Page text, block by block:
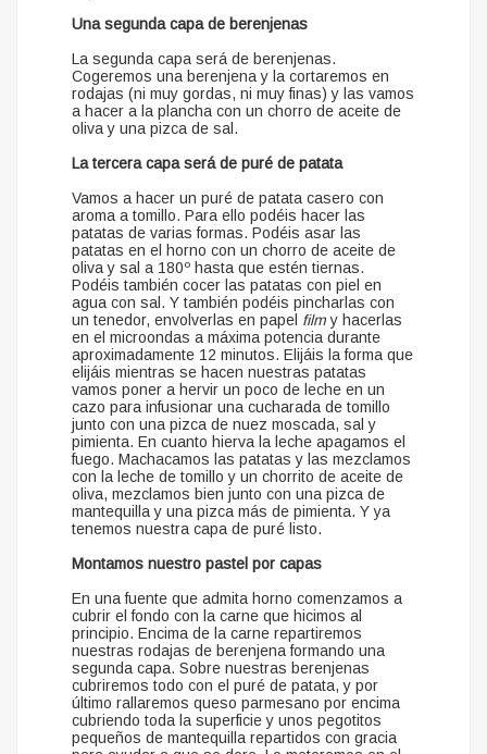
Una segunda capa de berenjenas
La segunda capa será de berenjenas.
Cogeremos una berenjena y la cortaremos en
rodajas (ni muy gordas, ni muy finas) y las vamos
a hacer a la plancha con un chorro de aceite de
oliva y una pizca de sal.
La tercera capa será de puré de patata
Vamos a hacer un puré de patata casero con
aroma a tomillo. Para ello podéis hacer las
patatas de varias formas. Podéis asar las
patatas en el horno con un chorro de aceite de
oliva y sal a 180º hasta que estén tiernas.
Podéis también cocer las patatas con piel en
agua con sal. Y también podéis pincharlas con
un tenedor, envolverlas en papel filmy hacerlas
en el microondas a máxima potencia durante
aproximadamente 12 minutos. Elijáis la forma que
elijáis mientras se hacen nuestras patatas
vamos poner a hervir un poco de leche en un
cazo para infusionar una cucharada de tomillo
junto con una pizca de nuez moscada, sal y
pimienta. En cuanto hierva la leche apagamos el
fuego. Machacamos las patatas y las mezclamos
con la leche de tomillo y un chorrito de aceite de
oliva, mezclamos bien junto con una pizca de
mantequilla y una pizca más de pimienta. Y ya
tenemos nuestra capa de puré listo.
Montamos nuestro pastel por capas
En una fuente que admita horno comenzamos a
cubrir el fondo con la carne que hicimos al
principio. Encima de la carne repartiremos
nuestras rodajas de berenjena formando una
segunda capa. Sobre nuestras berenjenas
cubriremos todo con el puré de patata, y por
último rallaremos queso parmesano por encima
cubriendo toda la superficie y unos pegotitos
pequeños de mantequilla repartidos con gracia